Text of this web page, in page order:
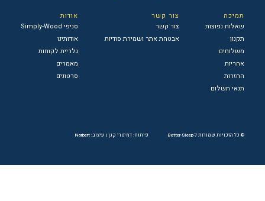
תמיכה
שאלות נפוצות
תקנון
משלוחים
אחריות
החזרות
תנאי תשלום
צור קשר
צור קשר
אבטחת אתר ושמירת סודיות
אודות
סניפי Simply-Wood
אודותינו
גלריית לקוחות
מאמרים
סרטונים
© כל הזכויות שמורות ל-Better-Sleep פיתוח: דמיטרי קגן | עיצוב: Norbert